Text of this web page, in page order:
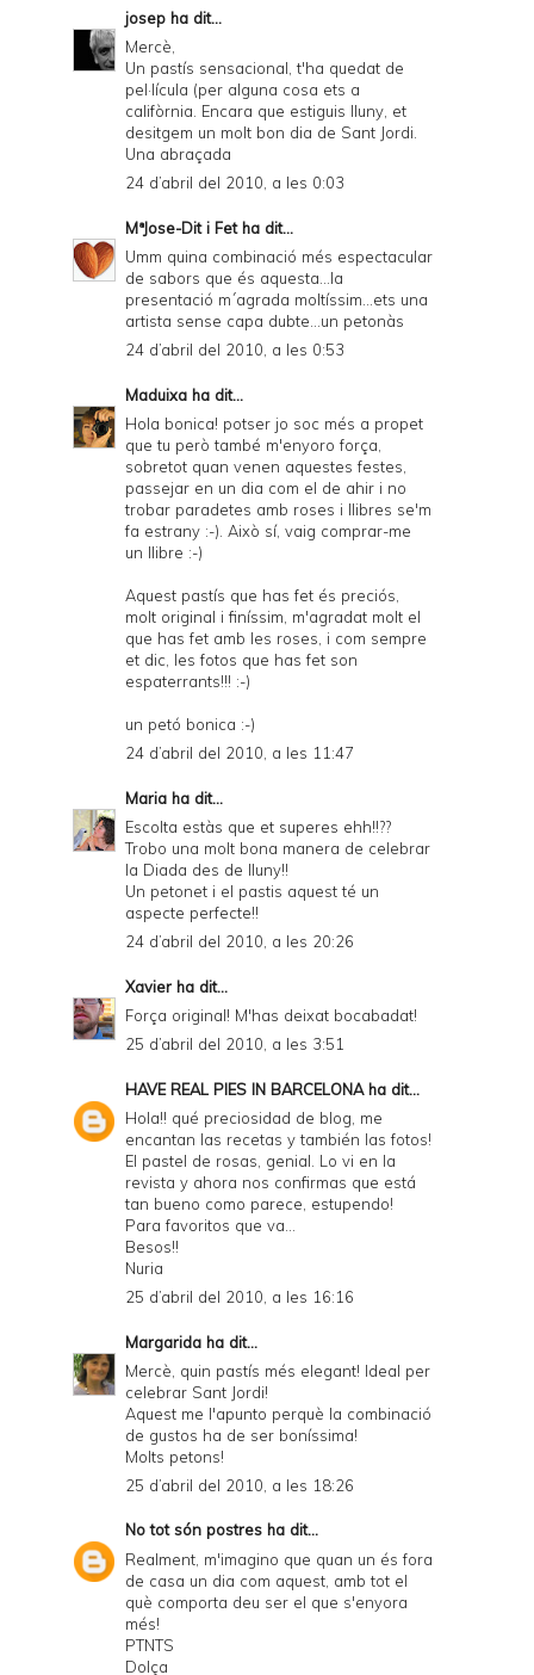
josep ha dit...
Mercè,
Un pastís sensacional, t'ha quedat de
pel·lícula (per alguna cosa ets a
califòrnia. Encara que estiguis lluny, et
desitgem un molt bon dia de Sant Jordi.
Una abraçada
24 d’abril del 2010, a les 0:03
MªJose-Dit i Fetha dit...
Umm quina combinació més espectacular
de sabors que és aquesta...la
presentació m´agrada moltíssim...ets una
artista sense capa dubte...un petonàs
24 d’abril del 2010, a les 0:53
Maduixa ha dit...
Hola bonica! potser jo soc més a propet
que tu però també m'enyoro força,
sobretot quan venen aquestes festes,
passejar en un dia com el de ahir i no
trobar paradetes amb roses i llibres se'm
fa estrany :-). Això sí, vaig comprar-me
un llibre :-)
Aquest pastís que has fet és preciós,
molt original i finíssim, m'agradat molt el
que has fet amb les roses, i com sempre
et dic, les fotos que has fet son
espaterrants!!! :-)
un petó bonica :-)
24 d’abril del 2010, a les 11:47
Maria ha dit...
Escolta estàs que et superes ehh!!??
Trobo una molt bona manera de celebrar
la Diada des de lluny!!
Un petonet i el pastis aquest té un
aspecte perfecte!!
24 d’abril del 2010, a les 20:26
Xavier ha dit...
Força original! M'has deixat bocabadat!
25 d’abril del 2010, a les 3:51
HAVE REAL PIES IN BARCELONAha dit...
Hola!! qué preciosidad de blog, me
encantan las recetas y también las fotos!
El pastel de rosas, genial. Lo vi en la
revista y ahora nos confirmas que está
tan bueno como parece, estupendo!
Para favoritos que va...
Besos!!
Nuria
25 d’abril del 2010, a les 16:16
Margarida ha dit...
Mercè, quin pastís més elegant! Ideal per
celebrar Sant Jordi!
Aquest me l'apunto perquè la combinació
de gustos ha de ser boníssima!
Molts petons!
25 d’abril del 2010, a les 18:26
No tot són postres ha dit...
Realment, m'imagino que quan un és fora
de casa un dia com aquest, amb tot el
què comporta deu ser el que s'enyora
més!
PTNTS
Dolça